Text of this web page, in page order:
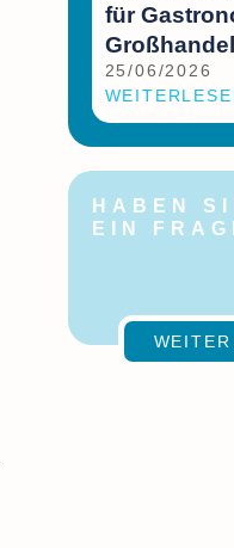
für
Großhandel
25/06/2026
HABEN
EIN